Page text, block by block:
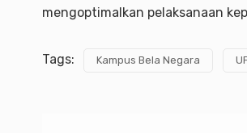
mengoptimalkan pelaksanaan
Tags: Kampus Bela Negara